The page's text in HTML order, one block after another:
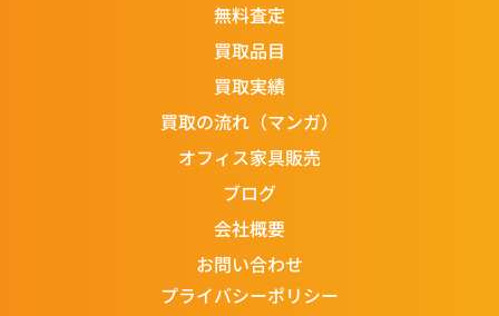
無料査定
買取品目
買取実績
買取の流れ（マンガ）
オフィス家具販売
ブログ
会社概要
お問い合わせ
プライバシーポリシー